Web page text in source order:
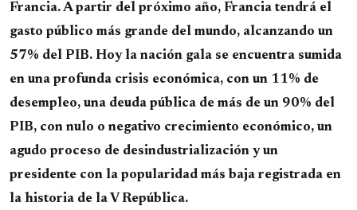
Francia. A partir del próximo año, Francia tendrá el
gasto público más grande del mundo, alcanzando un
57% del PIB. Hoy la nación gala se encuentra sumida
en una profunda crisis económica, con un 11% de
desempleo, una deuda pública de más de un 90% del
PIB, con nulo o negativo crecimiento económico, un
agudo proceso de desindustrialización y un
presidente con la popularidad más baja registrada en
la historia de la V República.